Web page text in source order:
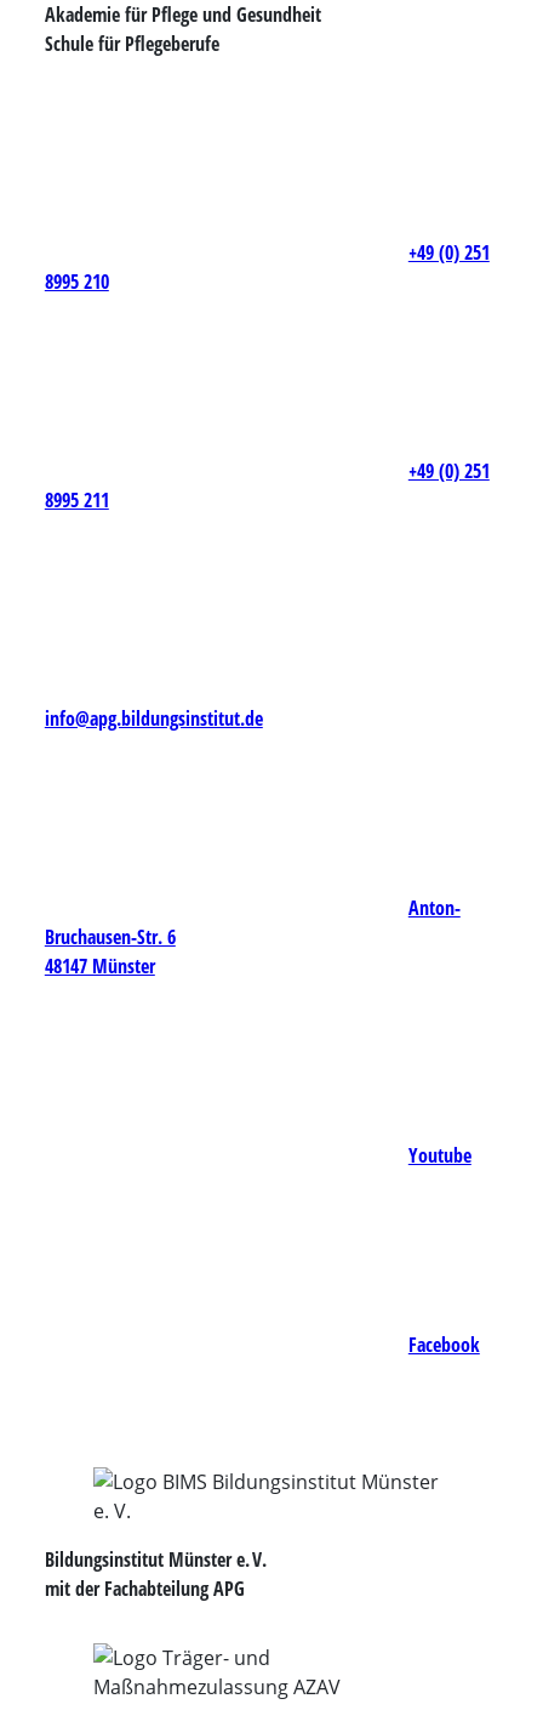
Akademie für Pflege und Gesundheit
Schule für Pflegeberufe
+49 (0) 251
8995 210
+49 (0) 251
8995 211
info@apg.bildungsinstitut.de
Anton-
Bruchausen-Str. 6
48147 Münster
Youtube
Facebook
Bildungsinstitut Münster e. V.
mit der Fachabteilung APG